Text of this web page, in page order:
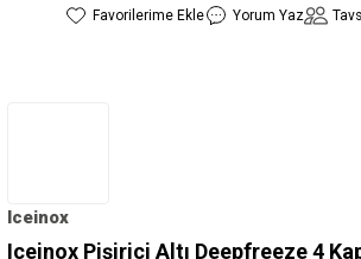
Yorum Yaz
Iceinox
Iceinox Pişirici Altı Deepfreeze 4